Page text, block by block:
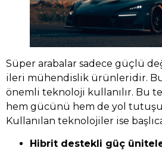
Süper arabalar sadece güçlü
ileri mühendislik ürünleridir.
önemli teknoloji kullanılır. Bu
hem gücünü hem de yol
Kullanılan teknolojiler ise
Hibrit destekli güç